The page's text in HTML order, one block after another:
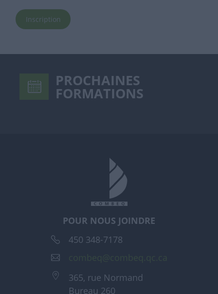
Inscription
PROCHAINES
FORMATIONS
POUR NOUS JOINDRE
450 348-7178
365, rue Normand
Bureau 260